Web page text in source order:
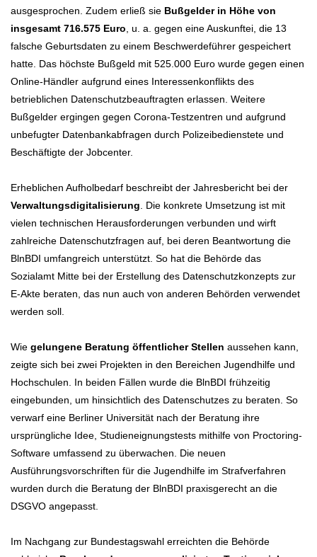
ausgesprochen. Zudem erließ sie Bußgelder in Höhe von
insgesamt 716.575 Euro , u. a. gegen eine Auskunftei, die 13
falsche Geburtsdaten zu einem Beschwerdeführer gespeichert
hatte. Das höchste Bußgeld mit 525.000 Euro wurde gegen einen
Online-Händler aufgrund eines Interessenkonflikts des
betrieblichen Datenschutzbeauftragten erlassen. Weitere
Bußgelder ergingen gegen Corona-Testzentren und aufgrund
unbefugter Datenbankabfragen durch Polizeibedienstete und
Beschäftigte der Jobcenter.
Erheblichen Aufholbedarf beschreibt der Jahresbericht bei der
Verwaltungsdigitalisierung . Die konkrete Umsetzung ist mit
vielen technischen Herausforderungen verbunden und wirft
zahlreiche Datenschutzfragen auf, bei deren Beantwortung die
BlnBDI umfangreich unterstützt. So hat die Behörde das
Sozialamt Mitte bei der Erstellung des Datenschutzkonzepts zur
E-Akte beraten, das nun auch von anderen Behörden verwendet
werden soll.
Wie gelungene Beratung öffentlicher Stellen aussehen kann,
zeigte sich bei zwei Projekten in den Bereichen Jugendhilfe und
Hochschulen. In beiden Fällen wurde die BlnBDI frühzeitig
eingebunden, um hinsichtlich des Datenschutzes zu beraten. So
verwarf eine Berliner Universität nach der Beratung ihre
ursprüngliche Idee, Studieneignungstests mithilfe von Proctoring-
Software umfassend zu überwachen. Die neuen
Ausführungsvorschriften für die Jugendhilfe im Strafverfahren
wurden durch die Beratung der BlnBDI praxisgerecht an die
DSGVO angepasst.
Im Nachgang zur Bundestagswahl erreichten die Behörde